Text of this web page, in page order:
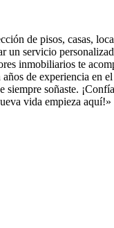
de pisos, casas,
un servicio
inmobiliarios te
de experiencia en
soñaste.
vida empieza aquí!»